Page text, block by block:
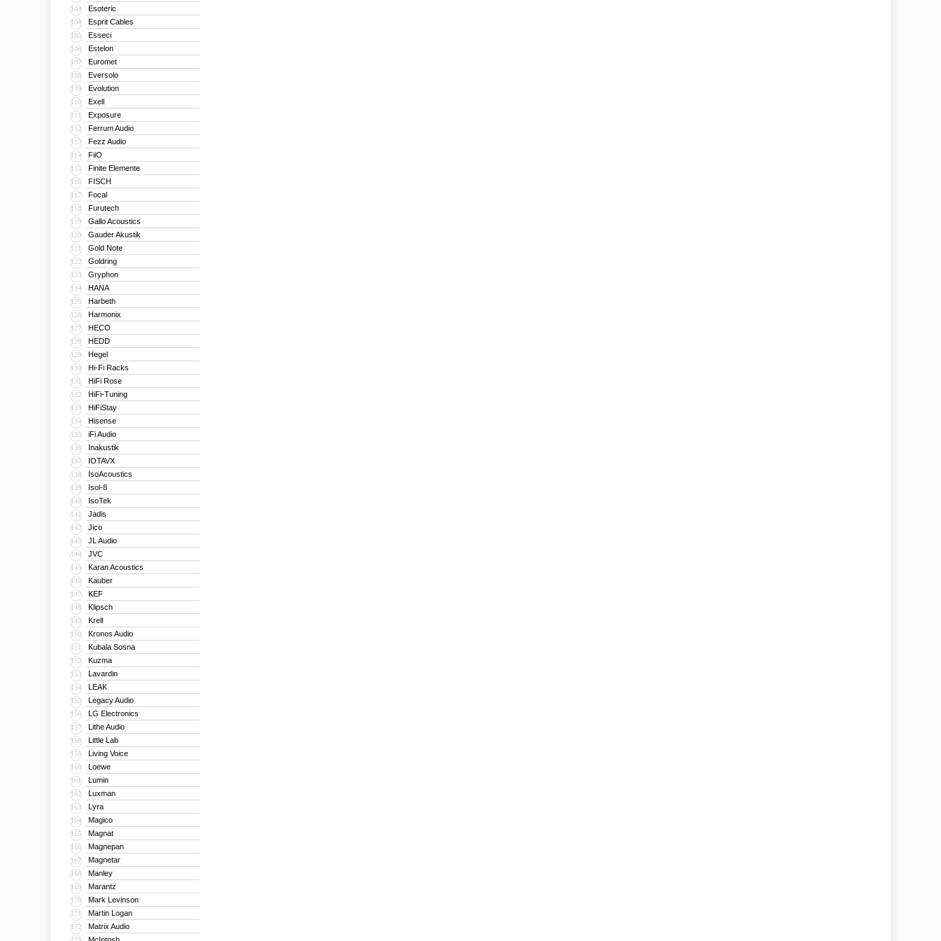
103 Esoteric
104 Esprit Cables
105 Esseci
106 Estelon
107 Euromet
108 Eversolo
109 Evolution
110 Exell
111 Exposure
112 Ferrum Audio
113 Fezz Audio
114 FiiO
115 Finite Elemente
116 FISCH
117 Focal
118 Furutech
119 Gallo Acoustics
120 Gauder Akustik
121 Gold Note
122 Goldring
123 Gryphon
124 HANA
125 Harbeth
126 Harmonix
127 HECO
128 HEDD
129 Hegel
130 Hi-Fi Racks
131 HiFi Rose
132 HiFi-Tuning
133 HiFiStay
134 Hisense
135 iFi Audio
136 Inakustik
137 IOTAVX
138 IsoAcoustics
139 Isol-8
140 IsoTek
141 Jadis
142 Jico
143 JL Audio
144 JVC
145 Karan Acoustics
146 Kauber
147 KEF
148 Klipsch
149 Krell
150 Kronos Audio
151 Kubala Sosna
152 Kuzma
153 Lavardin
154 LEAK
155 Legacy Audio
156 LG Electronics
157 Lithe Audio
158 Little Lab
159 Living Voice
160 Loewe
161 Lumin
162 Luxman
163 Lyra
164 Magico
165 Magnat
166 Magnepan
167 Magnetar
168 Manley
169 Marantz
170 Mark Levinson
171 Martin Logan
172 Matrix Audio